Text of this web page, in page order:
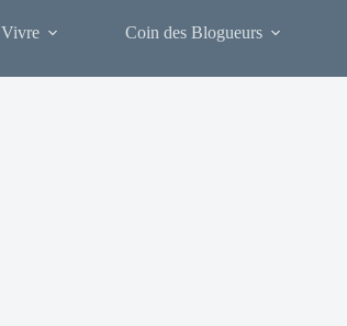
Coin des Blogueurs